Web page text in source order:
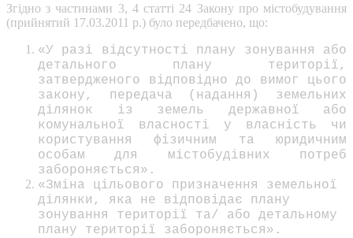
Згідно з частинами 3, 4 статті 24 Закону про містобудування
(прийнятий 17.03.2011 р.) було передбачено, що:
«У разі відсутності плану зонування або
детального плану території,
затвердженого відповідно до вимог цього
закону, передача (надання) земельних
ділянок із земель державної або
комунальної власності у власність чи
користування фізичним та юридичним
особам для містобудівних потреб
забороняється».
«Зміна цільового призначення земельної
ділянки, яка не відповідає плану
зонування території та/ або детальному
плану території забороняється».